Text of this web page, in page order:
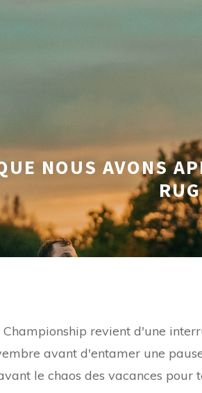
NOUS AVONS
revient d'une
avant d'entamer une
le chaos des vacances pour